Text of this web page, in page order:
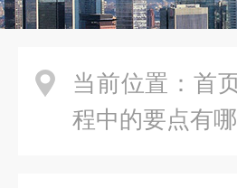
当前位置： 首
程中的要点有